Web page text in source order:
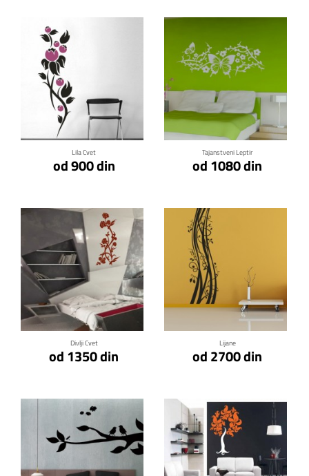
Lila Cvet
od 900 din
Klikni za detalje
Tajanstveni Leptir
od 1080 din
Klikni za detalje
Divlji Cvet
od 1350 din
Klikni za detalje
Lijane
od 2700 din
Klikni za detalje